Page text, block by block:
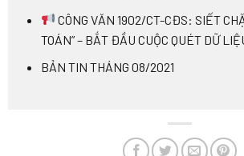
CÔNG VĂN 1902/CT-CĐS: SIẾT
TOÁN” – BẮT ĐẦU CUỘC QUÉT DỮ
BẢN TIN THÁNG 08/2021